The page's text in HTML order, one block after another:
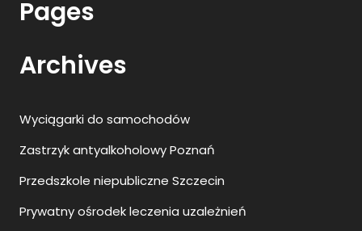
Pages
Archives
Wyciągarki do samochodów
Zastrzyk antyalkoholowy Poznań
Przedszkole niepubliczne Szczecin
Prywatny ośrodek leczenia uzależnień